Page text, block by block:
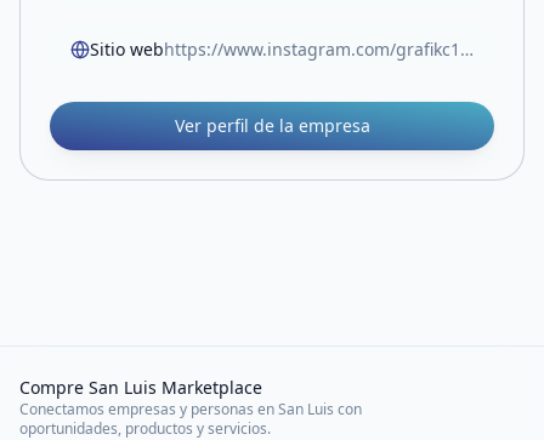
Sitio web https://www.instagram.com/grafikc17/
Ver perfil de la empresa
Compre San Luis Marketplace
Conectamos empresas y personas en San Luis con
oportunidades, productos y servicios.